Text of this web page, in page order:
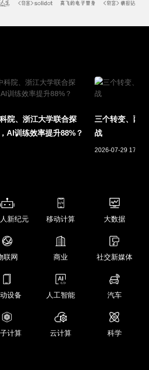
院、浙江大学联合探
AI训练效率提升88%？
三个转变、两
战
2026-07-29 17:01
新纪元 移动计算 大数据
联网 商业 社交新媒体
设备 人工智能 汽车
计算 云计算 科学